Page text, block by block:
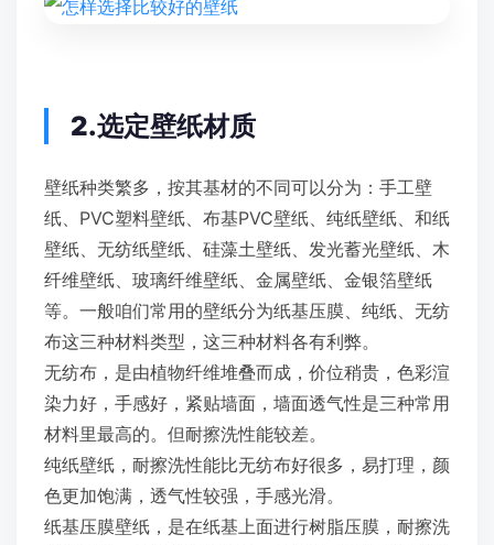
2.选定壁纸材质
壁纸种类繁多，按其基材的不同可以分为：手工壁
纸、PVC塑料壁纸、布基PVC壁纸、纯纸壁纸、和纸
壁纸、无纺纸壁纸、硅藻土壁纸、发光蓄光壁纸、木
纤维壁纸、玻璃纤维壁纸、金属壁纸、金银箔壁纸
等。一般咱们常用的壁纸分为纸基压膜、纯纸、无纺
布这三种材料类型，这三种材料各有利弊。
无纺布，是由植物纤维堆叠而成，价位稍贵，色彩渲
染力好，手感好，紧贴墙面，墙面透气性是三种常用
材料里最高的。但耐擦洗性能较差。
纯纸壁纸，耐擦洗性能比无纺布好很多，易打理，颜
色更加饱满，透气性较强，手感光滑。
纸基压膜壁纸，是在纸基上面进行树脂压膜，耐擦洗